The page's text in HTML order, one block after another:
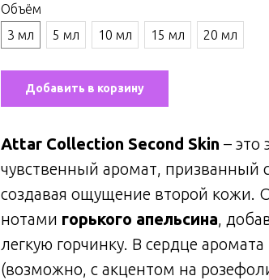
Объём
3 мл
5 мл 10 мл 15 мл 20 мл
Добавить в корзину
Attar Collection Second Skin – это
чувственный аромат, призванный
создавая ощущение второй кожи.
нотами горького апельсина,
легкую горчинку. В сердце аромата
(возможно, с акцентом на